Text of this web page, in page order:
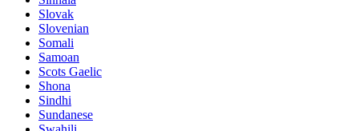
Slovak
Slovenian
Somali
Samoan
Scots Gaelic
Shona
Sindhi
Sundanese